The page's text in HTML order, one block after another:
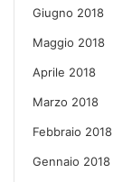
Giugno 2018
Maggio 2018
Aprile 2018
Marzo 2018
Febbraio 2018
Gennaio 2018